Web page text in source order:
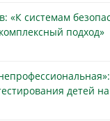
«К системам
подход»
детей